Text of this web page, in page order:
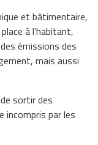
et bâtimentaire,
à l’habitant,
émissions des
mais aussi
sortir des
incompris par les